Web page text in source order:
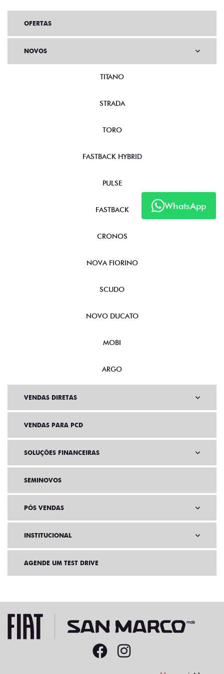
WhatsApp
OFERTAS
NOVOS
TITANO
STRADA
TORO
FASTBACK HYBRID
PULSE
FASTBACK
CRONOS
NOVA FIORINO
SCUDO
NOVO DUCATO
MOBI
ARGO
VENDAS DIRETAS
VENDAS PARA PCD
SOLUÇÕES FINANCEIRAS
SEMINOVOS
PÓS VENDAS
INSTITUCIONAL
AGENDE UM TEST DRIVE